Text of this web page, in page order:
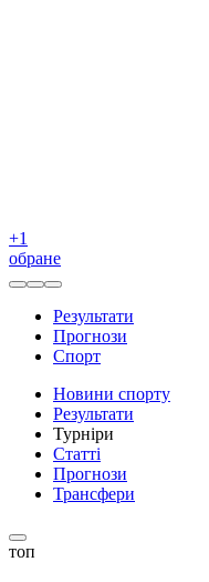
+1
обране
Результати
Прогнози
Спорт
Новини спорту
Результати
Турніри
Статті
Прогнози
Трансфери
топ